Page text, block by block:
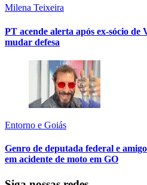
Milena Teixeira
PT acende alerta após ex-sócio
mudar defesa
Entorno e Goiás
Genro de deputada federal e
em acidente de moto em GO